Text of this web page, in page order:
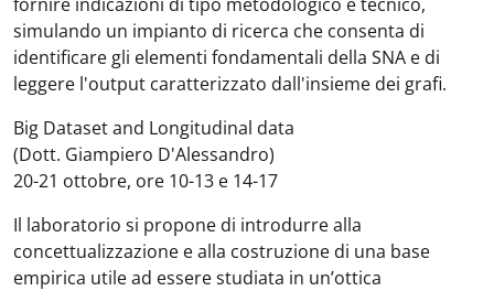
simulando un impianto di ricerca che consenta di
identificare gli elementi fondamentali della SNA e di
leggere l'output caratterizzato dall'insieme dei grafi.
Big Dataset and Longitudinal data
(Dott. Giampiero D'Alessandro)
20-21 ottobre, ore 10-13 e 14-17
Il laboratorio si propone di introdurre alla
concettualizzazione e alla costruzione di una base
empirica utile ad essere studiata in un’ottica